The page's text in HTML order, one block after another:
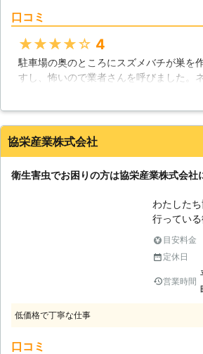
ら10月は
ナガバチ
見つけて
口コミ
★★★★★ 4
駐車場の奥のところにスズメバチが巣を
すし、怖いので業者さんを呼びました。
た作業員の方が来られて、慎重に撤去作
北海道 帯広市 2016年12月31日
協栄産業株式会社
衛生害虫でお困りの方は協栄産業株式会社
わたした
行ってい
徹底的に
おけば、
骸も含め
やソファ
が発生し
目安料金
定休日
営業時間
低価格で丁寧な仕事
口コミ